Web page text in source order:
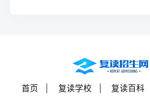
首页 复读学校 复读百科